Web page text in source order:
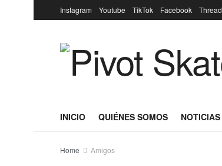
Instagram Youtube TikTok Facebook
INICIO QUIÉNES SOMOS NOTICIAS
Home Amigos